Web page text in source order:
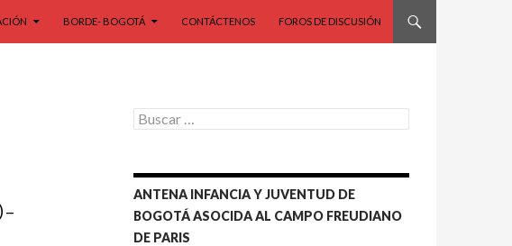
BORDE- BOGOTÁ CONTÁCTENOS FOROS DE DISCUSIÓN
Buscar:
ANTENA INFANCIA Y JUVENTUD DE
BOGOTÁ ASOCIDA AL CAMPO FREUDIANO
DE PARIS